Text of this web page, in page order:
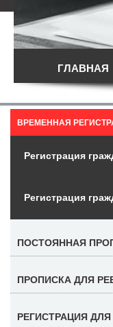
ГЛАВНАЯ
ВРЕМЕННАЯ
Регистрация
Регистрация
ПОСТОЯННАЯ
ПРОПИСКА ДЛЯ
РЕГИСТРАЦИЯ